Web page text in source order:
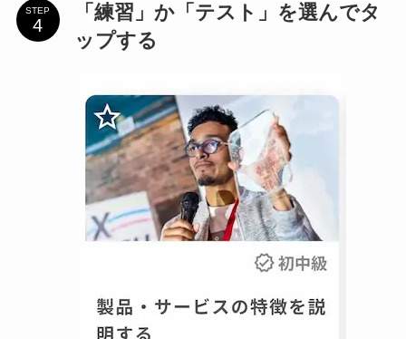
STEP
「練習」か「テスト」を選んでタ
ップする